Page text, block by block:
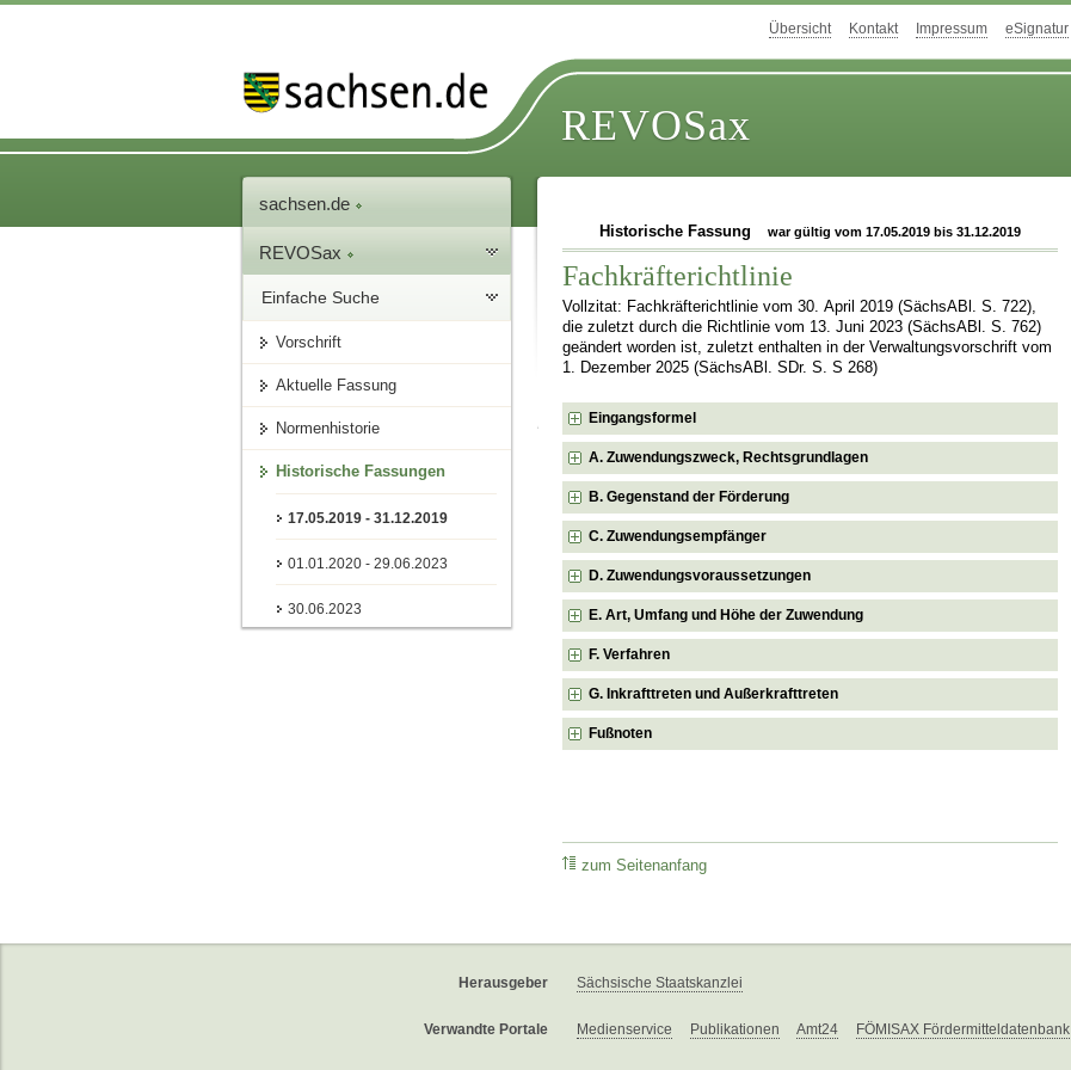
Übersicht Kontakt Impressum eSignatur
REVOSax
sachsen.de
REVOSax
Einfache Suche
Vorschrift
Aktuelle Fassung
Normenhistorie
Historische Fassungen
17.05.2019 - 31.12.2019
01.01.2020 - 29.06.2023
30.06.2023
Historische Fassung war gültig vom 17.05.2019 bis 31.12.2019
Fachkräfterichtlinie
Vollzitat: Fachkräfterichtlinie vom 30. April 2019 (SächsABl. S. 722),
die zuletzt durch die Richtlinie vom 13. Juni 2023 (SächsABl. S. 762)
geändert worden ist, zuletzt enthalten in der Verwaltungsvorschrift vom
1. Dezember 2025 (SächsABl. SDr. S. S 268)
Eingangsformel
A. Zuwendungszweck, Rechtsgrundlagen
B. Gegenstand der Förderung
C. Zuwendungsempfänger
D. Zuwendungsvoraussetzungen
E. Art, Umfang und Höhe der Zuwendung
F. Verfahren
G. Inkrafttreten und Außerkrafttreten
Fußnoten
zum Seitenanfang
Herausgeber Sächsische Staatskanzlei
Verwandte Portale Medienservice Publikationen Amt24 FÖMISAX Fördermitteldatenbank